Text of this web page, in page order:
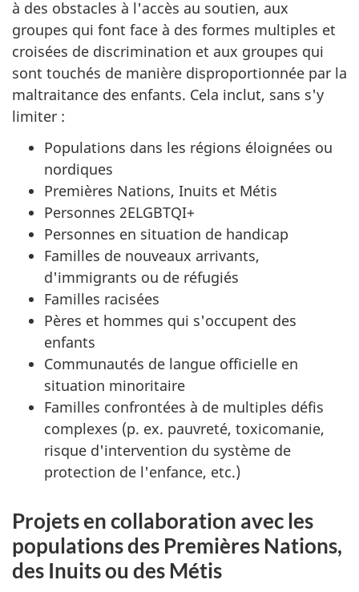
à des obstacles à l'accès au soutien, aux
groupes qui font face à des formes multiples et
croisées de discrimination et aux groupes qui
sont touchés de manière disproportionnée par la
maltraitance des enfants. Cela inclut, sans s'y
limiter :
Populations dans les régions éloignées ou
nordiques
Premières Nations, Inuits et Métis
Personnes 2ELGBTQI+
Personnes en situation de handicap
Familles de nouveaux arrivants,
d'immigrants ou de réfugiés
Familles racisées
Pères et hommes qui s'occupent des
enfants
Communautés de langue officielle en
situation minoritaire
Familles confrontées à de multiples défis
complexes (p. ex. pauvreté, toxicomanie,
risque d'intervention du système de
protection de l'enfance, etc.)
Projets en collaboration avec les
populations des Premières Nations,
des Inuits ou des Métis